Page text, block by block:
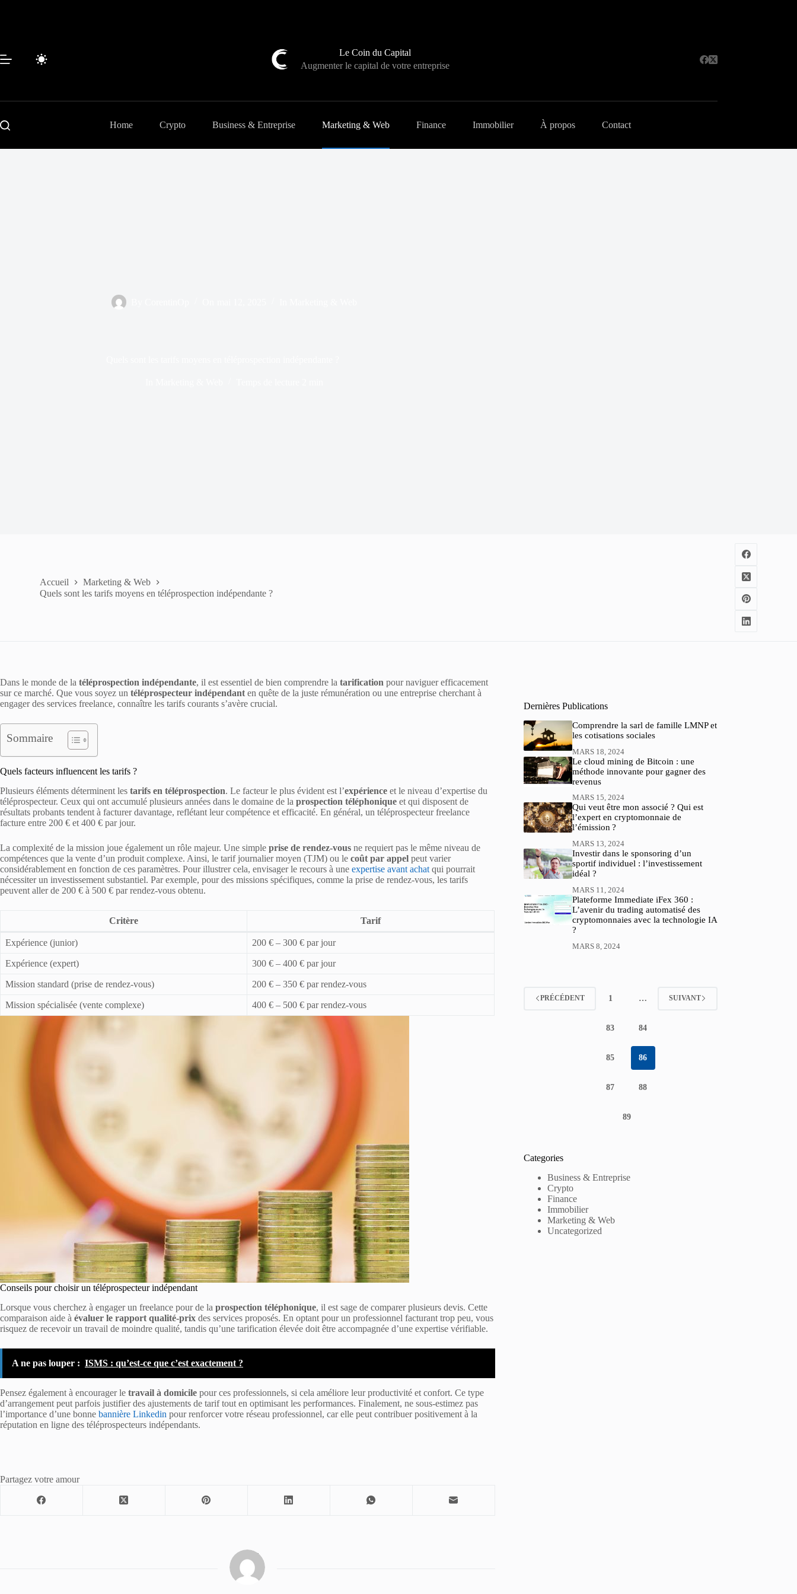
Le Coin du Capital
Augmenter le capital de votre entreprise
Home Crypto Business & Entreprise Marketing & Web Finance Immobilier À propos Contact
Accueil
Marketing & Web
Quels sont les tarifs moyens en téléprospection indépendante ?
Dans le monde de la téléprospection indépendante, il est essentiel de bien comprendre la tarification pour naviguer efficacement
sur ce marché. Que vous soyez un téléprospecteur indépendant en quête de la juste rémunération ou une entreprise cherchant à
engager des services freelance, connaître les tarifs courants s’avère crucial.
Sommaire
Quels facteurs influencent les tarifs ?
Plusieurs éléments déterminent les tarifs en téléprospection. Le facteur le plus évident est l’expérience et le niveau d’expertise du
téléprospecteur. Ceux qui ont accumulé plusieurs années dans le domaine de la prospection téléphonique et qui disposent de
résultats probants tendent à facturer davantage, reflétant leur compétence et efficacité. En général, un téléprospecteur freelance
facture entre 200 € et 400 € par jour.
La complexité de la mission joue également un rôle majeur. Une simple prise de rendez-vous ne requiert pas le même niveau de
compétences que la vente d’un produit complexe. Ainsi, le tarif journalier moyen (TJM) ou le coût par appel peut varier
considérablement en fonction de ces paramètres. Pour illustrer cela, envisager le recours à une expertise avant achat qui pourrait
nécessiter un investissement substantiel. Par exemple, pour des missions spécifiques, comme la prise de rendez-vous, les tarifs
peuvent aller de 200 € à 500 € par rendez-vous obtenu.
Critère Tarif
Expérience (junior) 200 € – 300 € par jour
Expérience (expert) 300 € – 400 € par jour
Mission standard (prise de rendez-vous) 200 € – 350 € par rendez-vous
Mission spécialisée (vente complexe) 400 € – 500 € par rendez-vous
Conseils pour choisir un téléprospecteur indépendant
Lorsque vous cherchez à engager un freelance pour de la prospection téléphonique, il est sage de comparer plusieurs devis. Cette
comparaison aide à évaluer le rapport qualité-prix des services proposés. En optant pour un professionnel facturant trop peu, vous
risquez de recevoir un travail de moindre qualité, tandis qu’une tarification élevée doit être accompagnée d’une expertise vérifiable.
A ne pas louper : ISMS : qu’est-ce que c’est exactement ?
Pensez également à encourager le travail à domicile pour ces professionnels, si cela améliore leur productivité et confort. Ce type
d’arrangement peut parfois justifier des ajustements de tarif tout en optimisant les performances. Finalement, ne sous-estimez pas
l’importance d’une bonne bannière Linkedin pour renforcer votre réseau professionnel, car elle peut contribuer positivement à la
réputation en ligne des téléprospecteurs indépendants.
Partagez votre amour
Dernières Publications
Comprendre la sarl de famille LMNP et
les cotisations sociales
MARS 18, 2024
Le cloud mining de Bitcoin : une
méthode innovante pour gagner des
revenus
MARS 15, 2024
Qui veut être mon associé ? Qui est
l’expert en cryptomonnaie de
l’émission ?
MARS 13, 2024
Investir dans le sponsoring d’un
sportif individuel : l’investissement
idéal ?
MARS 11, 2024
Plateforme Immediate iFex 360 :
L’avenir du trading automatisé des
cryptomonnaies avec la technologie IA
?
MARS 8, 2024
PRÉCÉDENT 1 …
83 84
85 86
87 88
89
SUIVANT
Categories
Business & Entreprise
Crypto
Finance
Immobilier
Marketing & Web
Uncategorized